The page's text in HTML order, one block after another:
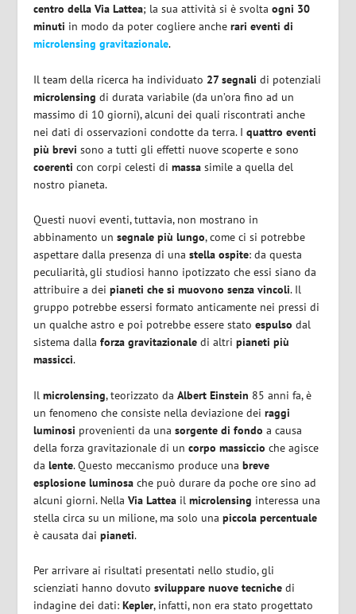
centro della Via Lattea; la sua attività si è svoltaogni 30
minuti in modo da poter cogliere ancherari eventi di
microlensing gravitazionale.
Il team della ricerca ha individuato 27 segnali di potenziali
microlensing di durata variabile (da un’ora fino ad un
massimo di 10 giorni), alcuni dei quali riscontrati anche
nei dati di osservazioni condotte da terra. Iquattro eventi
più brevi sono a tutti gli effetti nuove scoperte e sono
coerenti con corpi celesti dimassa simile a quella del
nostro pianeta.
Questi nuovi eventi, tuttavia, non mostrano in
abbinamento unsegnale più lungo, come ci si potrebbe
aspettare dalla presenza di unastella ospite: da questa
peculiarità, gli studiosi hanno ipotizzato che essi siano da
attribuire a deipianeti che si muovono senza vincoli. Il
gruppo potrebbe essersi formato anticamente nei pressi di
un qualche astro e poi potrebbe essere statoespulso dal
sistema dallaforza gravitazionale di altri pianeti più
massicci.
Ilmicrolensing, teorizzato daAlbert Einstein 85 anni fa, è
un fenomeno che consiste nella deviazione deiraggi
luminosi provenienti da unasorgente di fondo a causa
della forza gravitazionale di uncorpo massiccio che agisce
dalente. Questo meccanismo produce unabreve
esplosione luminosa che può durare da poche ore sino ad
alcuni giorni. NellaVia Lattea ilmicrolensing interessa una
stella circa su un milione, ma solo unapiccola percentuale
è causata daipianeti.
Per arrivare ai risultati presentati nello studio, gli
scienziati hanno dovutosviluppare nuove tecniche di
indagine dei dati:Kepler, infatti, non era stato progettato